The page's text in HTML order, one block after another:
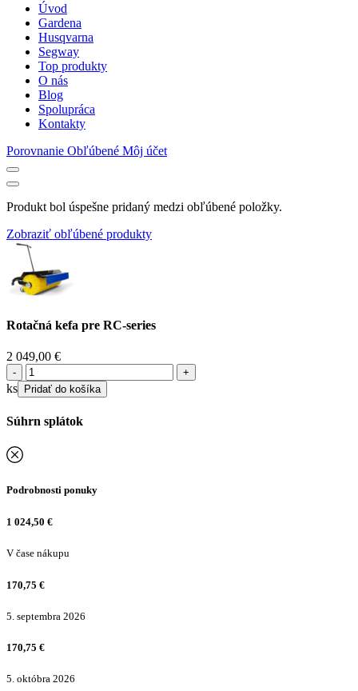
Úvod
Gardena
Husqvarna
Segway
Top produkty
O nás
Blog
Spolupráca
Kontakty
Porovnanie Obľúbené Môj účet
Produkt bol úspešne pridaný medzi obľúbené položky.
Zobraziť obľúbené produkty
Rotačná kefa pre RC-series
2 049,00 €
množstvo
Rotačná
kefa
RC-
ks Pridať do košíka
Súhrn splátok
Podrobnosti ponuky
1 024,50 €
V čase nákupu
170,75 €
5. septembra 2026
170,75 €
5. októbra 2026